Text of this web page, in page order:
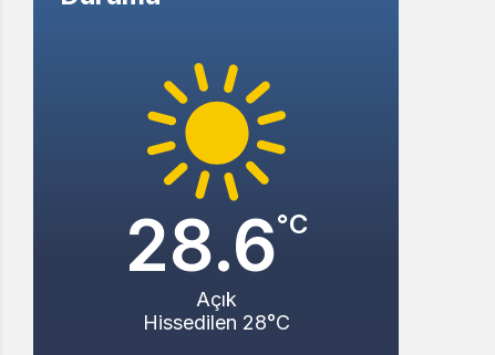
28.6°C
Açık
Hissedilen 28°C